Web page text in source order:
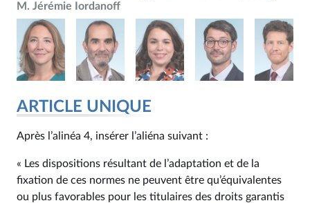
M. Jérémie Iordanoff
ARTICLE UNIQUE
Après l’alinéa 4, insérer l’aliéna suivant :
« Les dispositions résultant de l’adaptation et de la
fixation de ces normes ne peuvent être qu’équivalentes
ou plus favorables pour les titulaires des droits garantis